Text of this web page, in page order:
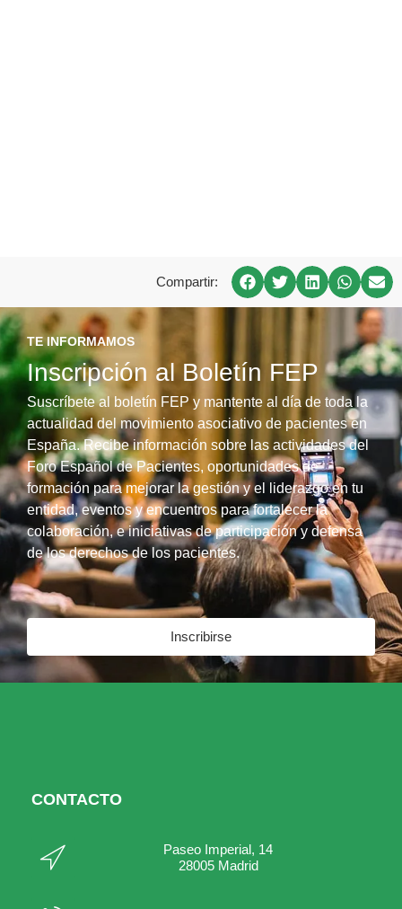
Compartir:
TE INFORMAMOS
Inscripción al Boletín FEP
Suscríbete al boletín FEP y mantente al día de toda la
actualidad del movimiento asociativo de pacientes en
España. Recibe información sobre las actividades del
Foro Español de Pacientes, oportunidades de
formación para mejorar la gestión y el liderazgo en tu
entidad, eventos y encuentros para fortalecer la
colaboración, e iniciativas de participación y defensa
de los derechos de los pacientes.
Inscribirse
CONTACTO
Paseo Imperial, 14
28005 Madrid